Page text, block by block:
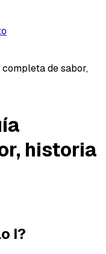
de sabor,
historia
I?